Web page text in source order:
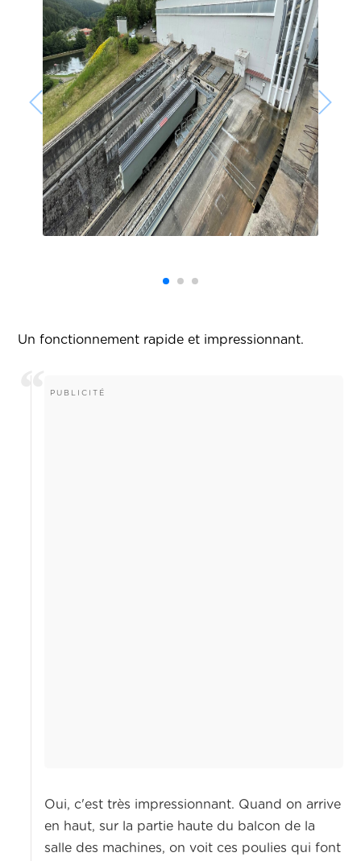
Un fonctionnement rapide et impressionnant.
Oui, c'est très impressionnant. Quand on arrive
en haut, sur la partie haute du balcon de la
salle des machines, on voit ces poulies qui font